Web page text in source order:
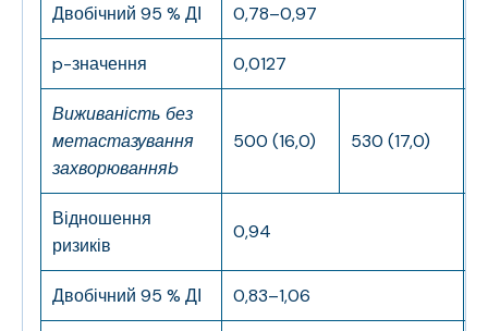
Двобічний 95 % ДІ 0,78–0,97
p-значення 0,0127
Виживаність без
метастазування
захворюванняb
500 (16,0) 530 (17,0)
Відношення
ризиків
0,94
Двобічний 95 % ДІ 0,83–1,06